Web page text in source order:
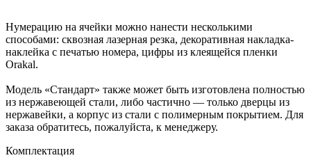
Нумерацию на ячейки можно нанести несколькими
способами: сквозная лазерная резка, декоративная накладка-
наклейка с печатью номера, цифры из клеящейся пленки
Orakal.
Модель «Стандарт» также может быть изготовлена полностью
из нержавеющей стали, либо частично — только дверцы из
нержавейки, а корпус из стали с полимерным покрытием. Для
заказа обратитесь, пожалуйста, к менеджеру.
Комплектация